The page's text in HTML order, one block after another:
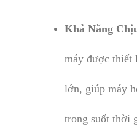
Khả Năng
máy được thiết
lớn, giúp máy
trong suốt thời